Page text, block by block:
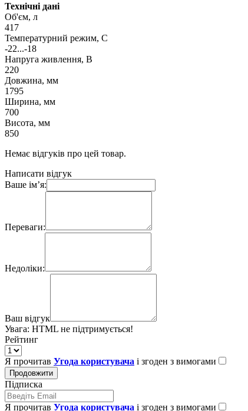
Технічні дані
Об'єм, л
417
Температурний режим, С
-22...-18
Напруга живлення, В
220
Довжина, мм
1795
Ширина, мм
700
Висота, мм
850
Немає відгуків про цей товар.
Написати відгук
Ваше ім’я:
Переваги:
Недоліки:
Ваш відгук
Увага: HTML не підтримується!
Рейтинг
Я прочитав Угода користувача і згоден з вимогами
Продовжити
Підписка
Я прочитав Угода користувача і згоден з вимогами